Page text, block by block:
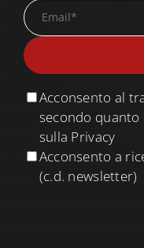
Acconsento al
secondo
sulla Privacy
Acconsento a
(c.d. newsletter)